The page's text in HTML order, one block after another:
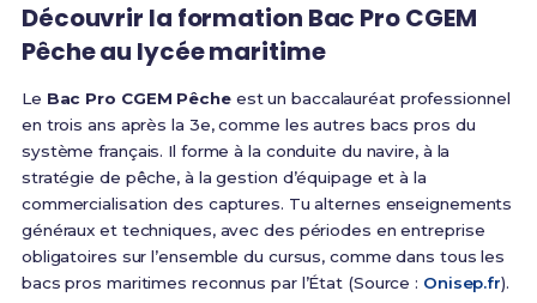
Découvrir la formation Bac Pro CGEM
Pêche au lycée maritime
Le Bac Pro CGEM Pêcheest un baccalauréat professionnel
en trois ans après la 3e, comme les autres bacs pros du
système français. Il forme à la conduite du navire, à la
stratégie de pêche, à la gestion d’équipage et à la
commercialisation des captures. Tu alternes enseignements
généraux et techniques, avec des périodes en entreprise
obligatoires sur l’ensemble du cursus, comme dans tous les
bacs pros maritimes reconnus par l’État (Source : Onisep.fr).